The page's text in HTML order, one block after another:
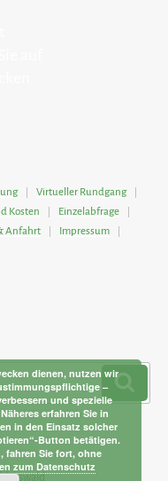
Virtueller Rundgang
Kosten
Einzelabfrage
Anfahrt
Impressum
dienen, nutzen wir
–
und spezielle
erfahren Sie in
in den Einsatz solcher
Button betätigen.
fahren Sie fort, ohne
zum Datenschutz